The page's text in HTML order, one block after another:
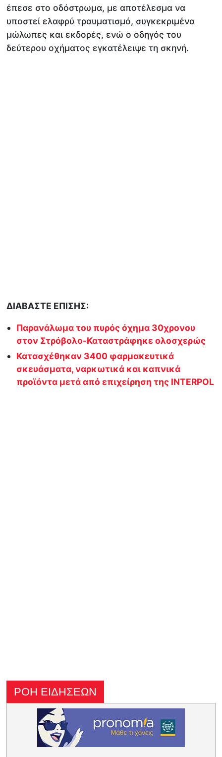
έπεσε στο οδόστρωμα, με αποτέλεσμα να
υποστεί ελαφρύ τραυματισμό, συγκεκριμένα
μώλωπες και εκδορές, ενώ ο οδηγός του
δεύτερου οχήματος εγκατέλειψε τη σκηνή.
ΔΙΑΒΑΣΤΕ ΕΠΙΣΗΣ:
Παρανάλωμα του πυρός όχημα 30χρονου
στον Στρόβολο-Καταστράφηκε ολοσχερώς
Κατασχέθηκαν 3400 φαρμακευτικά
σκευάσματα, ναρκωτικά και καπνικά
προϊόντα μετά από επιχείρηση της INTERPOL
ΡΟΗ ΕΙΔΗΣΕΩΝ